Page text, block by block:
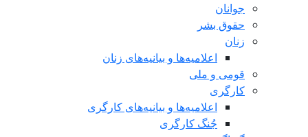
جوانان
حقوق بشر
زنان
اعلامیه‌ها و بیانیه‌های زنان
قومی و ملی
کارگری
اعلامیه‌ها و بیانیه‌های کارگری
جُنگ کارگری